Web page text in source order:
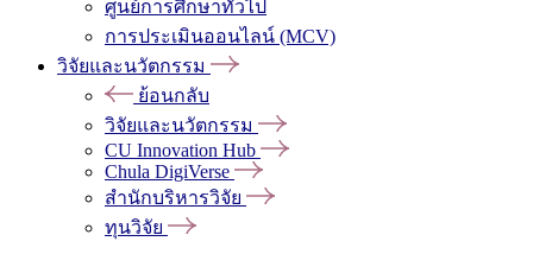
ศูนย์การศึกษาทั่วไป
การประเมินออนไลน์ (MCV)
วิจัยและนวัตกรรม
ย้อนกลับ
วิจัยและนวัตกรรม
CU Innovation Hub
Chula DigiVerse
สำนักบริหารวิจัย
ทุนวิจัย